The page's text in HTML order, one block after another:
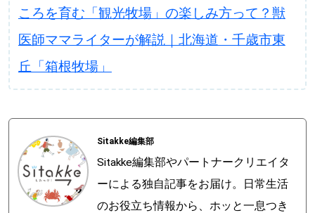
ころを育む「観光牧場」の楽しみ方って？獣
医師ママライターが解説｜北海道・千歳市東
丘「箱根牧場」
Sitakke編集部
Sitakke編集部やパートナークリエイタ
ーによる独自記事をお届け。日常生活
のお役立ち情報から、ホッと一息つき